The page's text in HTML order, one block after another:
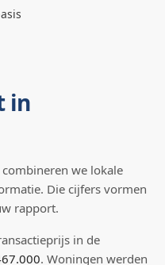
in
combineren we lokale
Die cijfers vormen
rapport.
in de
. Woningen werden